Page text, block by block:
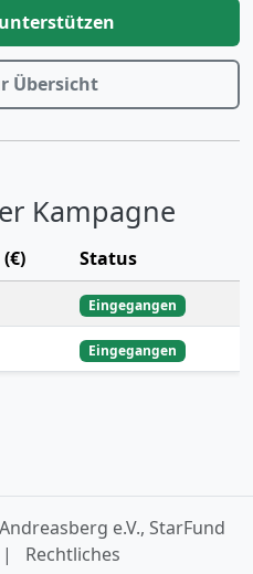
Übersicht
Kampagne
Status
Eingegangen
Eingegangen
e.V., StarFund
| Rechtliches